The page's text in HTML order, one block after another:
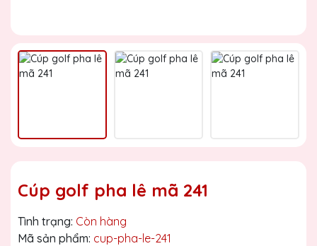
Cúp golf pha lê mã 241
Tình trạng: Còn hàng
Mã sản phẩm: cup-pha-le-241